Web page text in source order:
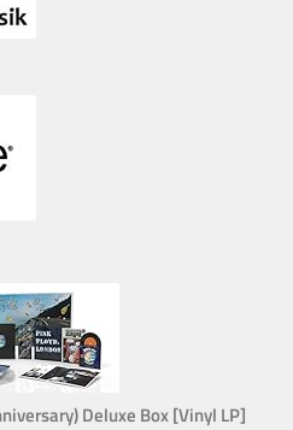
Deluxe Box [Vinyl LP]